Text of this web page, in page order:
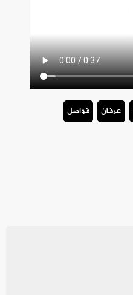
عرفان
فواصل